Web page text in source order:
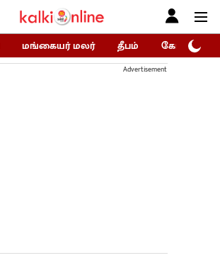
மங்கையர் மலர் தீபம் கோகுலம்/
Advertisement